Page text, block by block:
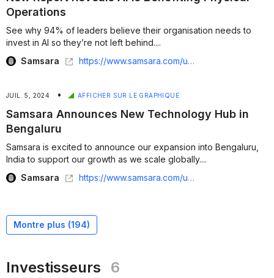
Operations
See why 94% of leaders believe their organisation needs to
invest in AI so they’re not left behind....
Samsara
https://www.samsara.com/uk/blog/state-of-connected-operations-report-ai
JUIL. 5, 2024 • AFFICHER SUR LE GRAPHIQUE
Samsara Announces New Technology Hub in
Bengaluru
Samsara is excited to announce our expansion into Bengaluru,
India to support our growth as we scale globally....
Samsara
https://www.samsara.com/uk/blog/samsara-bengaluru-technology-hub
Montre plus (194)
Investisseurs 6